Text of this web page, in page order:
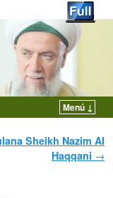
Menú ↓
Sheikh Nazim Al
Haqqani →